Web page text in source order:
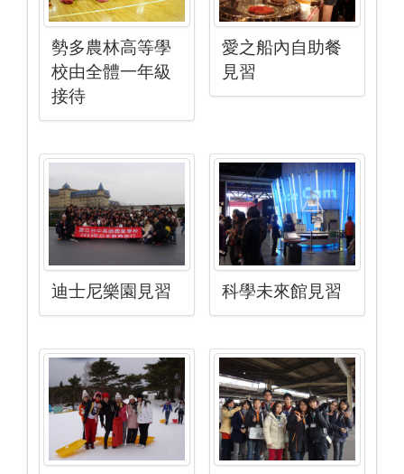
勢多農林高等學
校由全體一年級
接待
愛之船內自助餐
見習
迪士尼樂園見習 科學未來館見習